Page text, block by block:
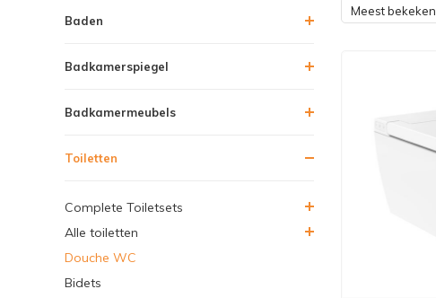
Baden
Badkamerspiegel
Badkamermeubels
Toiletten
Complete Toiletsets
Alle toiletten
Douche WC
Bidets
Meest bekeken